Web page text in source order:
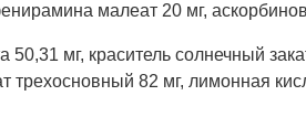
малеат 20 мг,
50,31 мг, краситель солнечный
82 мг, лимонная